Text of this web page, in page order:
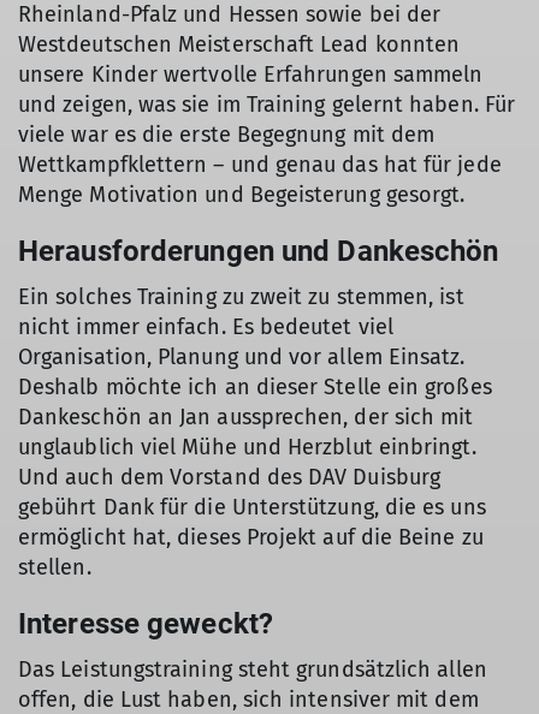
Rheinland-Pfalz und Hessen sowie bei der
Westdeutschen Meisterschaft Lead konnten
unsere Kinder wertvolle Erfahrungen sammeln
und zeigen, was sie im Training gelernt haben. Für
viele war es die erste Begegnung mit dem
Wettkampfklettern – und genau das hat für jede
Menge Motivation und Begeisterung gesorgt.
Herausforderungen und Dankeschön
Ein solches Training zu zweit zu stemmen, ist
nicht immer einfach. Es bedeutet viel
Organisation, Planung und vor allem Einsatz.
Deshalb möchte ich an dieser Stelle ein großes
Dankeschön an Jan aussprechen, der sich mit
unglaublich viel Mühe und Herzblut einbringt.
Und auch dem Vorstand des DAV Duisburg
gebührt Dank für die Unterstützung, die es uns
ermöglicht hat, dieses Projekt auf die Beine zu
stellen.
Interesse geweckt?
Das Leistungstraining steht grundsätzlich allen
offen, die Lust haben, sich intensiver mit dem